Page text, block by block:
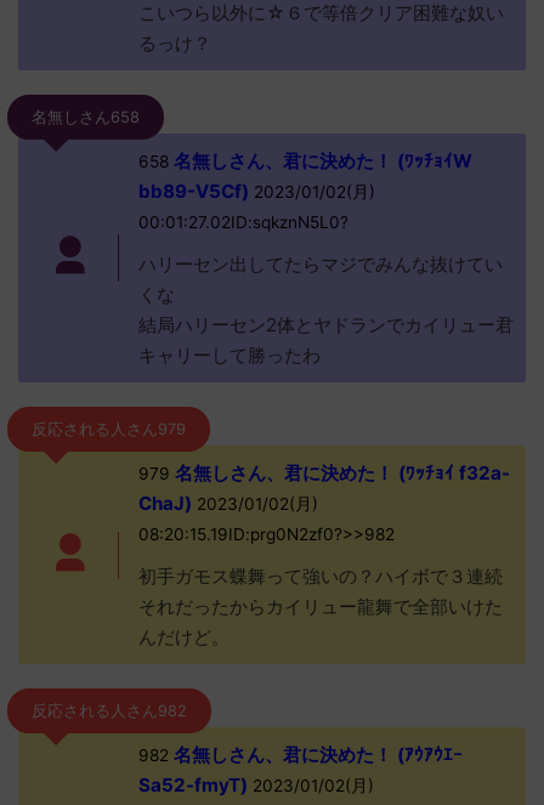
こいつら以外に☆６で等倍クリア困難な奴い
るっけ？
名無しさん658
658名無しさん、君に決めた！ (ﾜｯﾁｮｲW
bb89-V5Cf) 2023/01/02(月)
00:01:27.02ID:sqkznN5L0?
ハリーセン出してたらマジでみんな抜けてい
くな
結局ハリーセン2体とヤドランでカイリュー君
キャリーして勝ったわ
反応される人さん979
979 名無しさん、君に決めた！ (ﾜｯﾁｮｲ f32a-
ChaJ) 2023/01/02(月)
08:20:15.19ID:prg0N2zf0?>>982
初手ガモス蝶舞って強いの？ハイボで３連続
それだったからカイリュー龍舞で全部いけた
んだけど。
反応される人さん982
982 名無しさん、君に決めた！ (ｱｳｱｳｴｰ
Sa52-fmyT) 2023/01/02(月)